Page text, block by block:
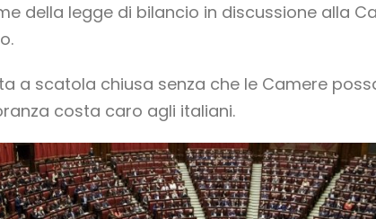
della legge di bilancio in discussione alla
a scatola chiusa senza che le Camere
costa caro agli italiani.